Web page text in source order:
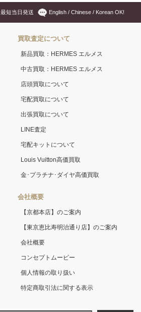
最短当日発送 English / Chinese / Korean OK!
買取査定について
新品買取：HERMES エルメス
中古買取：HERMES エルメス
店頭買取について
宅配買取について
出張買取について
LINE査定
宅配キットについて
Louis Vuitton高価買取
金･プラチナ･ダイヤ高価買取
会社概要
【京都本店】のご案内
【東京恵比寿明治通り店】のご案内
会社概要
コンセプトムービー
個人情報の取り扱い
特定商取引法に関する表示